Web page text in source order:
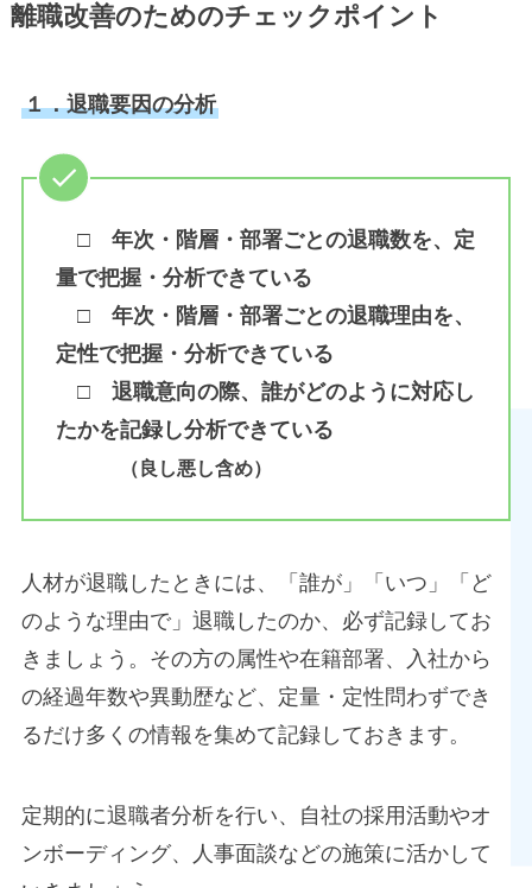
離職改善のためのチェックポイント
１．退職要因の分析
□ 年次・階層・部署ごとの退職数を、定
量で把握・分析できている
□ 年次・階層・部署ごとの退職理由を、
定性で把握・分析できている
□ 退職意向の際、誰がどのように対応し
たかを記録し分析できている
（良し悪し含め）
人材が退職したときには、「誰が」「いつ」「ど
のような理由で」退職したのか、必ず記録してお
きましょう。その方の属性や在籍部署、入社から
の経過年数や異動歴など、定量・定性問わずでき
るだけ多くの情報を集めて記録しておきます。
定期的に退職者分析を行い、自社の採用活動やオ
ンボーディング、人事面談などの施策に活かして